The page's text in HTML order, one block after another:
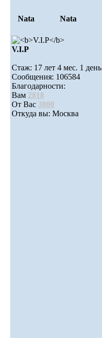
Nata Nata
V.I.Р
Стаж: 17 лет 4 мес. 1 день
Сообщения: 106584
Благодарности:
Вам 2818
От Вас 3800
Откуда вы: Москва